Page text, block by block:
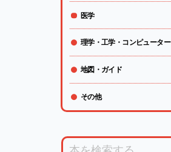
医学
理学・工学・コンピューター
地図・ガイド
その他